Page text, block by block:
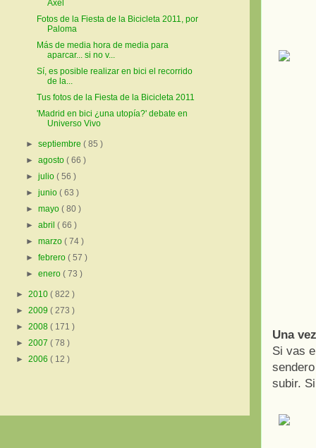
Una
Si vas
subir.
Axel
Fotos de la Fiesta de la Bicicleta 2011, por
Paloma
Más de media hora de media para
aparcar... si no v...
Sí, es posible realizar en bici el recorrido
de la...
Tus fotos de la Fiesta de la Bicicleta 2011
'Madrid en bici ¿una utopía?' debate en
Universo Vivo
►septiembre( 85 )
►agosto( 66 )
►julio( 56 )
►junio( 63 )
►mayo( 80 )
►abril( 66 )
►marzo( 74 )
►febrero( 57 )
►enero( 73 )
► 2010 ( 822 )
► 2009 ( 273 )
► 2008 ( 171 )
► 2007 ( 78 )
► 2006 ( 12 )